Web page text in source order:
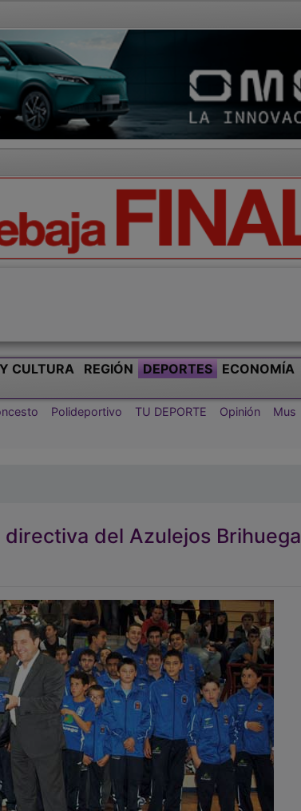
CULTURA REGIÓN DEPORTES ECONOMÍA
Polideportivo TU DEPORTE Opinión Mus
del Azulejos Brihuega